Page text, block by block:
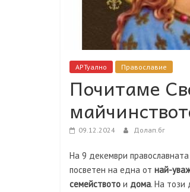
АРТуално Православие
Почитаме
09.12.2024 Долап.бг
На 9 декември
посветен на една от най-
семейството и дома. На този